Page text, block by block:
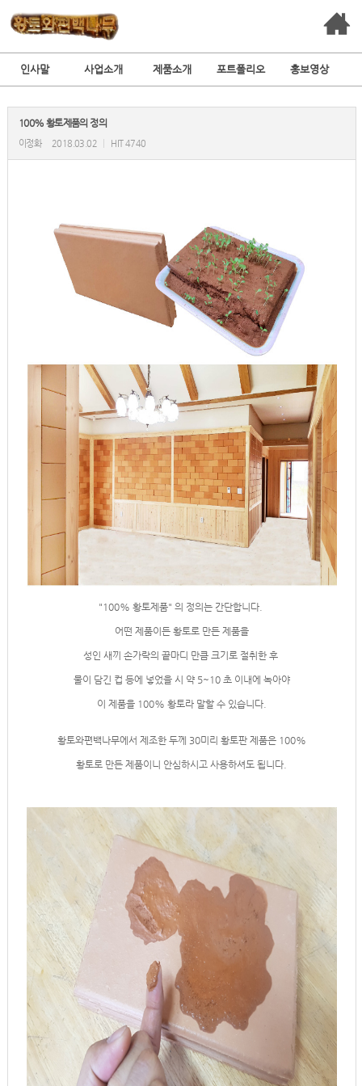
인사말 사업소개 제품소개 포트폴리오 홍보영상
100% 황토제품의 정의
이정화 2018.03.02 HIT 4740
"100% 황토제품" 의 정의는 간단합니다.
어떤 제품이든 황토로 만든 제품을
성인 새끼 손가락의 끝마디 만큼 크기로 절취한 후
물이 담긴 컵 등에 넣었을 시 약 5~10 초 이내에 녹아야
이 제품을 100% 황토라 말할 수 있습니다.
황토와편백나무에서 제조한 두께 30미리 황토판 제품은 100%
황토로 만든 제품이니 안심하시고 사용하셔도 됩니다.